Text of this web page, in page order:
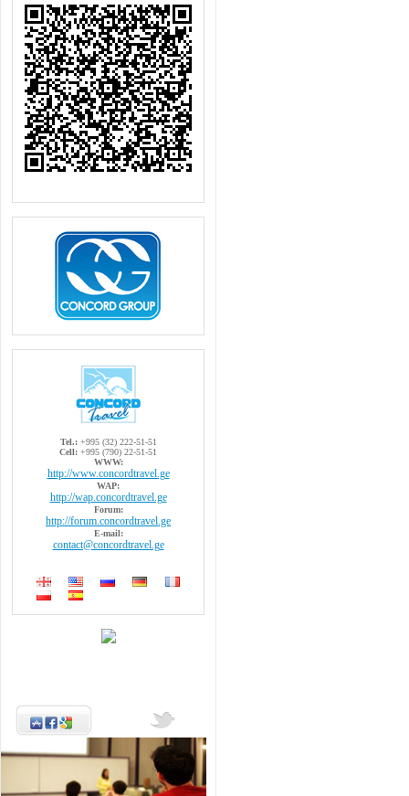
Tel.:+995 (32) 222-51-51
Cell: +995 (790) 22-51-51
WWW:
http://www.concordtravel.ge
WAP:
http://wap.concordtravel.ge
Forum:
http://forum.concordtravel.ge
E-mail:
contact@concordtravel.ge